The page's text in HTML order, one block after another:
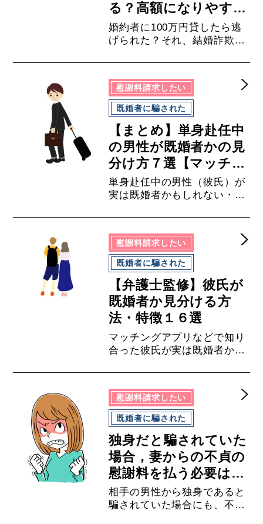
る？高額になりやすい
７つのパターン
婚約者に100万円貸したら逃
げられた？それ、結婚詐欺か
結婚詐欺の被害に遭ってしま
ったら、慰謝料を請求するこ
とができるのでしょうか？弁
護士が詳しく解説します。
慰謝料請求したい
既婚者に騙された
【まとめ】単身赴任中
の男性が既婚者かの見
分け方７選【マッチン
グアプリ利用者必見】
単身赴任中の男性（彼氏）が
実は既婚者かもしれない・・
つの特徴や見分け方や調べ方
を貞操権侵害のトラブルに強
い弁護士がまとめました。弁
護士権限による調査方法もあ
りますのでご覧くださいま
せ。独身だと騙されてしまっ
てお困りの方はロイヤーズハ
イの弁護士にご相談ください
ませ。
慰謝料請求したい
既婚者に騙された
【弁護士監修】彼氏が
既婚者か見分ける方
法・特徴１６選
マッチングアプリなどで知り
合った彼氏が実は既婚者かも
に、既婚者の１６つの特徴や
見分け方や調べ方を貞操権侵
害のトラブルに強い弁護士が
まとめました。弁護士権限に
よる調査方法もありますので
ご覧くださいませ。独身だと
騙されてしまってお困りの方
はロイヤーズハイの弁護士に
ご相談くださいませ。
慰謝料請求したい
既婚者に騙された
独身だと騙されていた
場合，妻からの不貞の
慰謝料を払う必要はな
い？
相手の男性から独身であると
騙されていた場合にも、不貞